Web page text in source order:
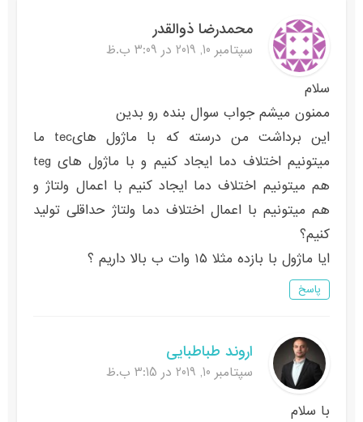
محمدرضا ذوالقدر
سپتامبر 10, 2019 در 3:09 ب.ظ
سلام
ممنون میشم جواب سوال بنده رو بدین
این برداشت من درسته که با ماژول هایtec ما
میتونیم اختلاف دما ایجاد کنیم و با ماژول های teg
هم میتونیم اختلاف دما ایجاد کنیم با اعمال ولتاژ و
هم میتونیم با اعمال اختلاف دما ولتاژ حداقلی تولید
کنیم؟
ایا ماژول با بازده مثلا ۱۵ وات ب بالا داریم ؟
پاسخ
اروند طباطبایی
سپتامبر 10, 2019 در 3:15 ب.ظ
با سلام